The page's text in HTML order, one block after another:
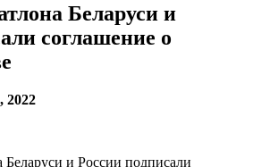
Беларуси и
соглашение о
2022